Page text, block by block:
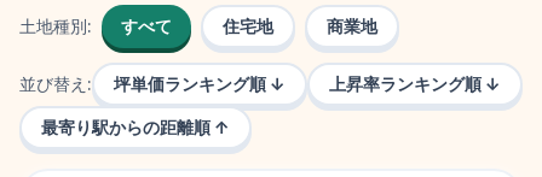
土地種別: すべて 住宅地 商業地
並び替え: 坪単価ランキング順 ↓ 上昇率ランキング順 ↓
最寄り駅からの距離順 ↑